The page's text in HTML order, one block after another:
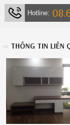
Hotline:
THÔNG TIN LIÊN